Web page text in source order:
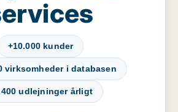
+10.000 kunder
virksomheder i databasen
udlejninger årligt